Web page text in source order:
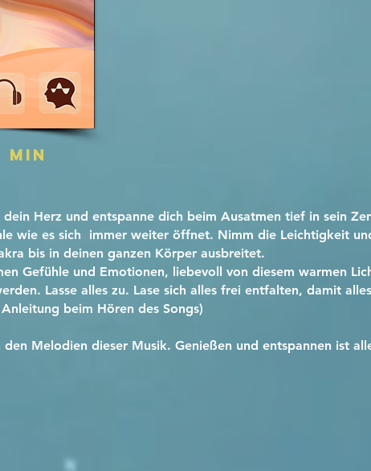
Herz und entspanne dich beim Ausatmen tief in sein
wie es sich immer weiter öffnet. Nimm die Leichtigkeit
bis in deinen ganzen Körper ausbreitet.
Gefühle und Emotionen, liebevoll von diesem warmen
Lasse alles zu. Lase sich alles frei entfalten, damit
beim Hören des Songs)
Melodien dieser Musik. Genießen und entspannen ist